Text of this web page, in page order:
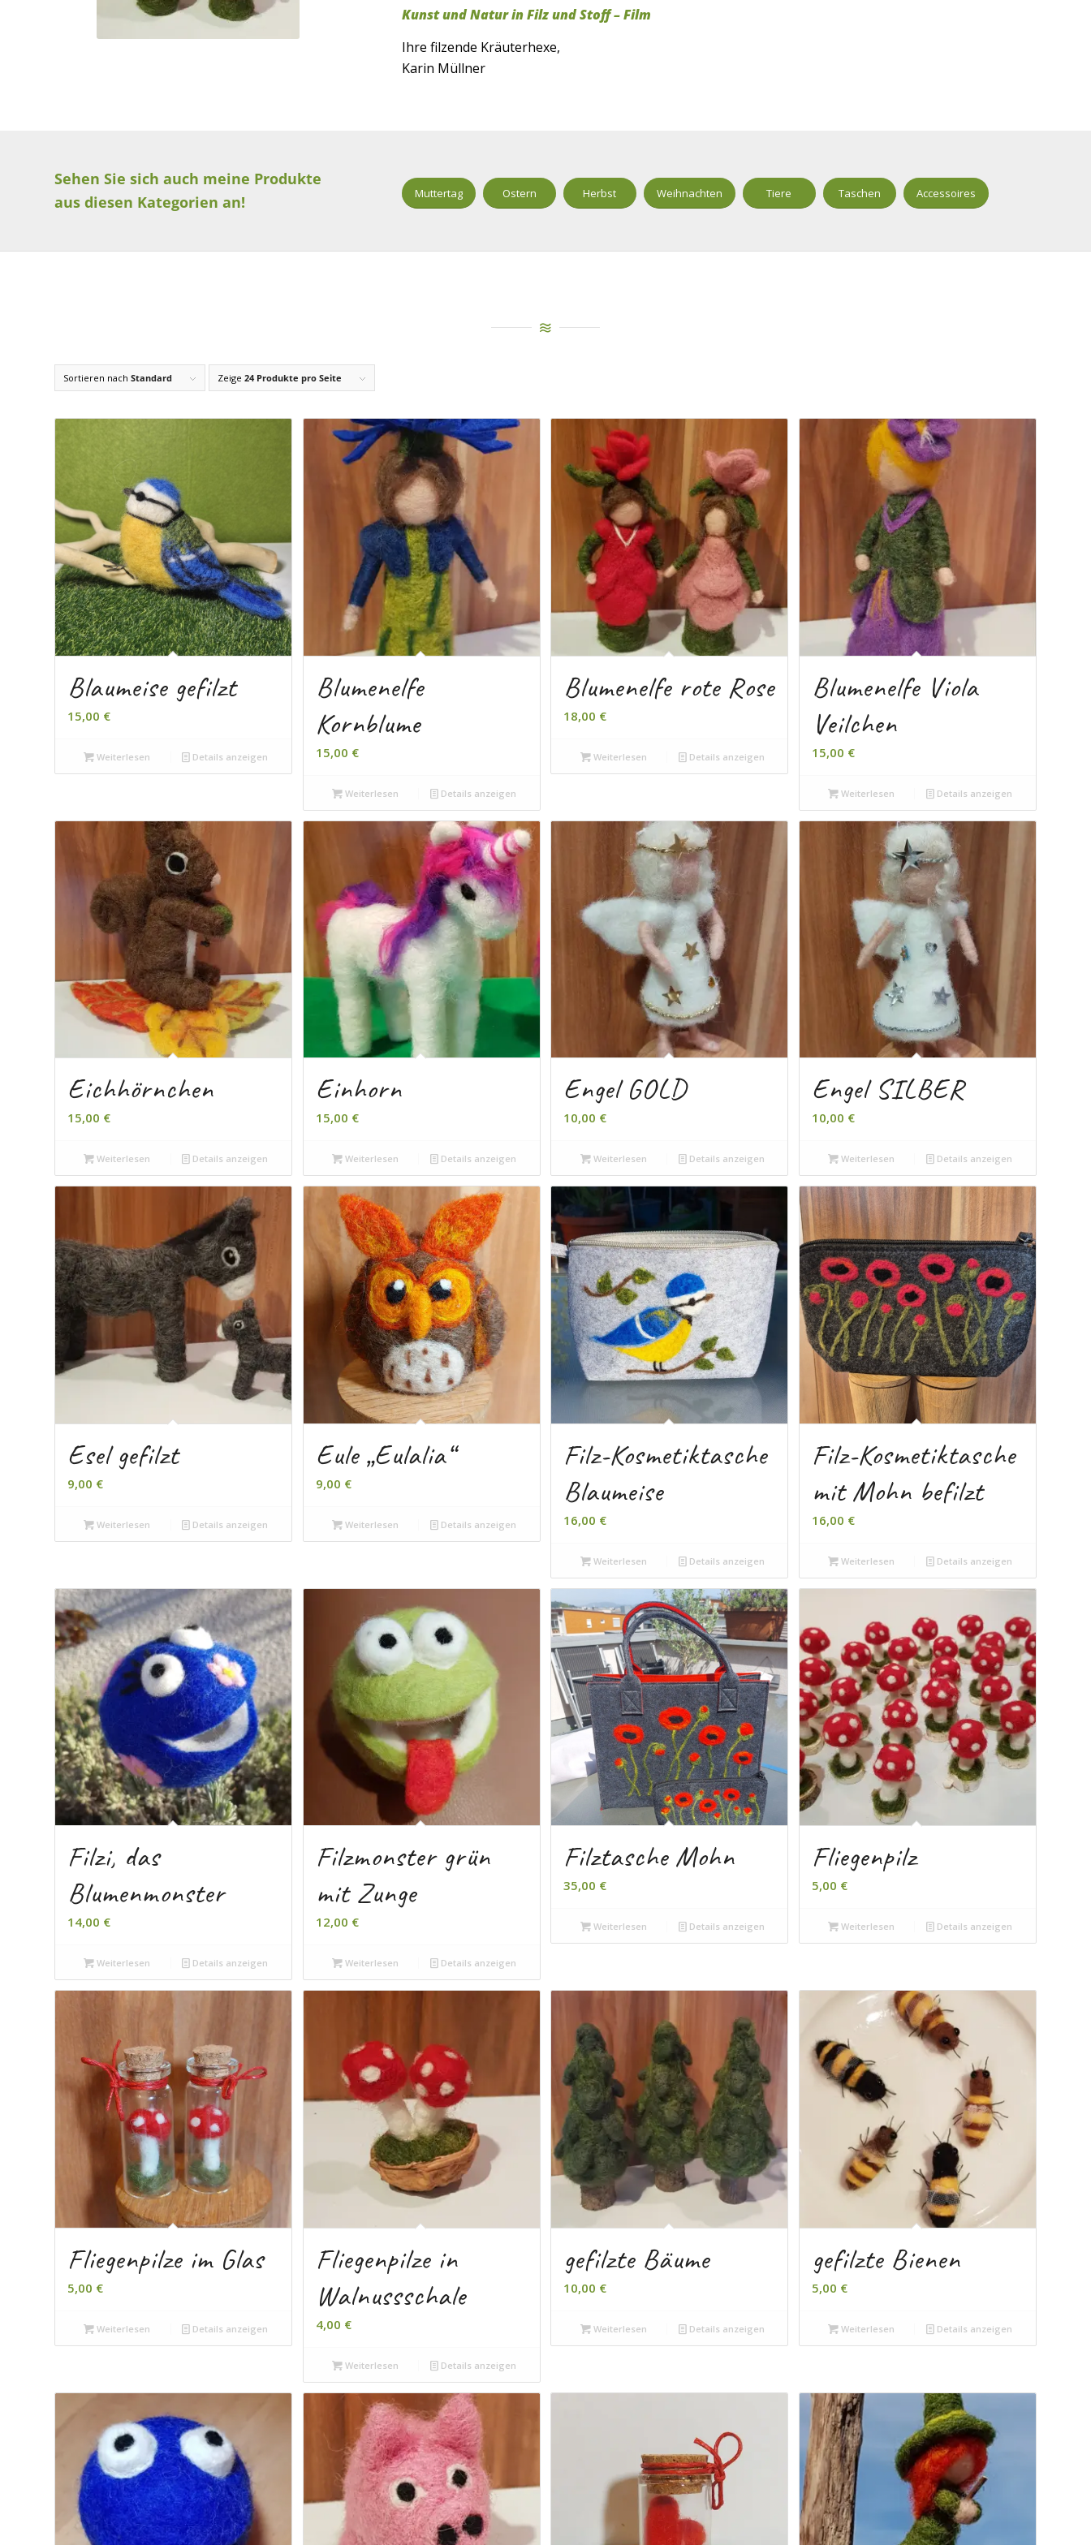
Kunst und Natur in Filz und Stoff – Film
Ihre filzende Kräuterhexe,
Karin Müllner
Sehen Sie sich auch meine Produkte
aus diesen Kategorien an!
Muttertag Ostern Herbst Weihnachten Tiere Taschen Accessoires
Sortieren nach Standard Zeige 24 Produkte pro Seite
Blaumeise gefilzt
15,00 €
Weiterlesen Details anzeigen
Blumenelfe
Kornblume
15,00 €
Weiterlesen Details anzeigen
Blumenelfe rote Rose
18,00 €
Weiterlesen Details anzeigen
Blumenelfe Viola
Veilchen
15,00 €
Weiterlesen Details anzeigen
Eichhörnchen
15,00 €
Weiterlesen Details anzeigen
Einhorn
15,00 €
Weiterlesen Details anzeigen
Engel GOLD
10,00 €
Weiterlesen Details anzeigen
Engel SILBER
10,00 €
Weiterlesen Details anzeigen
Esel gefilzt
9,00 €
Weiterlesen Details anzeigen
Eule „Eulalia“
9,00 €
Weiterlesen Details anzeigen
Filz-Kosmetiktasche
Blaumeise
16,00 €
Weiterlesen Details anzeigen
Filz-Kosmetiktasche
mit Mohn befilzt
16,00 €
Weiterlesen Details anzeigen
Filzi, das
Blumenmonster
14,00 €
Weiterlesen Details anzeigen
Filzmonster grün
mit Zunge
12,00 €
Weiterlesen Details anzeigen
Filztasche Mohn
35,00 €
Weiterlesen Details anzeigen
Fliegenpilz
5,00 €
Weiterlesen Details anzeigen
Fliegenpilze im Glas
5,00 €
Weiterlesen Details anzeigen
Fliegenpilze in
Walnussschale
4,00 €
Weiterlesen Details anzeigen
gefilzte Bäume
10,00 €
Weiterlesen Details anzeigen
gefilzte Bienen
5,00 €
Weiterlesen Details anzeigen